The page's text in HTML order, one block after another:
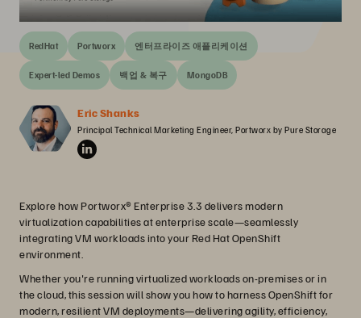
RedHat Portworx 엔터프라이즈 애플리케이션
Expert-led Demos 백업 & 복구 MongoDB
Eric Shanks
Principal Technical Marketing Engineer, Portworx by Pure Storage
Explore how Portworx® Enterprise 3.3 delivers modern
virtualization capabilities at enterprise scale—seamlessly
integrating VM workloads into your Red Hat OpenShift
environment.
Whether you're running virtualized workloads on-premises or in
the cloud, this session will show you how to harness OpenShift for
modern, resilient VM deployments—delivering agility, efficiency,